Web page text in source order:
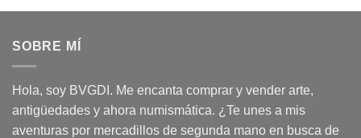
SOBRE MÍ
Hola, soy BVGDI. Me encanta comprar y vender arte,
antigüedades y ahora numismática. ¿Te unes a mis
aventuras por mercadillos de segunda mano en busca de